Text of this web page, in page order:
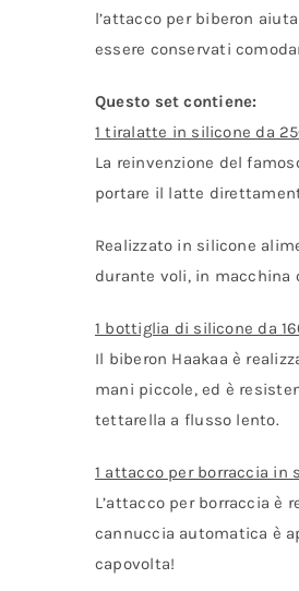
l’attacco per biberon
essere conservati
Questo set contiene:
1 tiralatte in silicone da
La reinvenzione del
portare il latte
Realizzato in silicone
durante voli, in macchina
1 bottiglia di silicone da
Il biberon Haakaa è
mani piccole, ed è
tettarella a flusso lento.
1 attacco per borraccia in
L’attacco per borraccia
cannuccia automatica è
capovolta!